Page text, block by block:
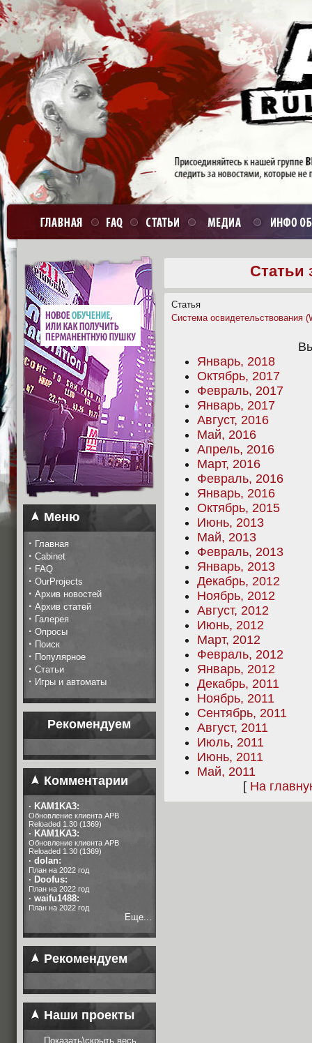
Меню
· Главная
· Cabinet
· FAQ
· OurProjects
· Архив новостей
· Архив статей
· Галерея
· Опросы
· Поиск
· Популярное
· Статьи
· Игры и автоматы
Рекомендуем
Комментарии
· KAM1KA3:
Обновление клиента APB
Reloaded 1.30 (1369)
· KAM1KA3:
Обновление клиента APB
Reloaded 1.30 (1369)
· dolan:
План на 2022 год
· Doofus:
План на 2022 год
· waifu1488:
План на 2022 год
Еще...
Рекомендуем
Наши проекты
Показать\скрыть весь
Статьи
Статья
Система освидетельствования
Январь, 2018
Октябрь, 2017
Февраль, 2017
Январь, 2017
Август, 2016
Май, 2016
Апрель, 2016
Март, 2016
Февраль, 2016
Январь, 2016
Октябрь, 2015
Июнь, 2013
Май, 2013
Февраль, 2013
Январь, 2013
Декабрь, 2012
Ноябрь, 2012
Август, 2012
Июнь, 2012
Март, 2012
Февраль, 2012
Январь, 2012
Декабрь, 2011
Ноябрь, 2011
Сентябрь, 2011
Август, 2011
Июль, 2011
Июнь, 2011
Май, 2011
[ На